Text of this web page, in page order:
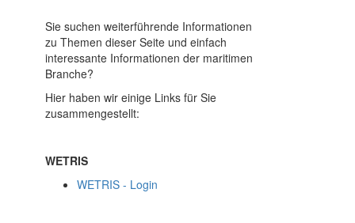
Sie suchen weiterführende Informationen
zu Themen dieser Seite und einfach
interessante Informationen der maritimen
Branche?
Hier haben wir einige Links für Sie
zusammengestellt:
WETRIS
WETRIS - Login